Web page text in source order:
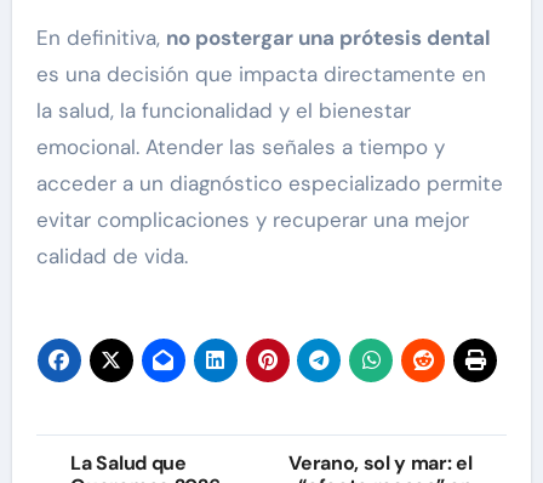
En definitiva, no postergar una prótesis dental
es una decisión que impacta directamente en
la salud, la funcionalidad y el bienestar
emocional. Atender las señales a tiempo y
acceder a un diagnóstico especializado permite
evitar complicaciones y recuperar una mejor
calidad de vida.
Navegación
La Salud que
Verano, sol y mar: el